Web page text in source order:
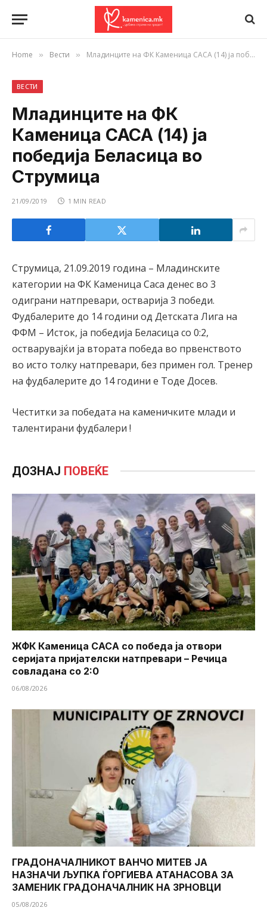
Home » Вести » Младинците на ФК Каменица САСА (14) ја победија Беласица во Струмица
ВЕСТИ
Младинците на ФК
Каменица САСА (14) ја
победија Беласица во
Струмица
21/09/2019 1 MIN READ
Струмица, 21.09.2019 година – Младинските
категории на ФК Каменица Саса денес во 3
одиграни натпревари, остварија 3 победи.
Фудбалерите до 14 години од Детската Лига на
ФФМ – Исток, ја победија Беласица со 0:2,
остварувајќи ја втората победа во првенството
во исто толку натпревари, без примен гол. Тренер
на фудбалерите до 14 години е Тоде Досев.
Честитки за победата на каменичките млади и
талентирани фудбалери !
ДОЗНАЈ ПОВЕЌЕ
ЖФК Каменица САСА со победа ја отвори
серијата пријателски натпревари – Речица
совладана со 2:0
06/08/2026
ГРАДОНАЧАЛНИКОТ ВАНЧО МИТЕВ ЈА
НАЗНАЧИ ЉУПКА ЃОРГИЕВА АТАНАСОВА ЗА
ЗАМЕНИК ГРАДОНАЧАЛНИК НА ЗРНОВЦИ
05/08/2026